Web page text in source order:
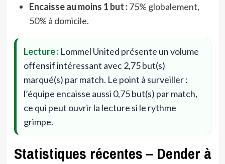
Encaisse au moins 1 but :75% globalement,
50% à domicile.
Lecture :Lommel United présente un volume
offensif intéressant avec 2,75 but(s)
marqué(s) par match. Le point à surveiller :
l’équipe encaisse aussi 0,75 but(s) par match,
ce qui peut ouvrir la lecture si le rythme
grimpe.
Statistiques récentes – Dender à